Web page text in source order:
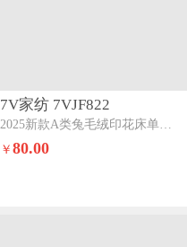
7V家纺 7VJF822
2025新款A类兔毛绒印花床单四件套夹棉床盖床笠四件套全工艺牛奶绒快乐组合
￥ 80.00